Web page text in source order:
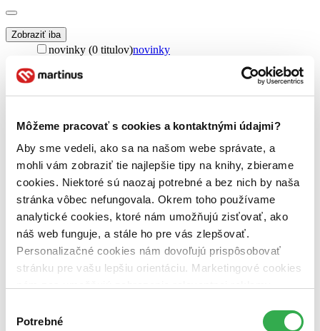
Môžeme pracovať s cookies a kontaktnými údajmi?
Aby sme vedeli, ako sa na našom webe správate, a
mohli vám zobraziť tie najlepšie tipy na knihy, zbierame
cookies. Niektoré sú naozaj potrebné a bez nich by naša
stránka vôbec nefungovala. Okrem toho používame
analytické cookies, ktoré nám umožňujú zisťovať, ako
náš web funguje, a stále ho pre vás zlepšovať.
Personalizačné cookies nám dovoľujú prispôsobovať
stránku pre vašu lepšiu orientáciu. Marketingové cookies
nám pomohlo, keby sme mohli používať všetky tieto
súhlasu
Potrebné
Zobraziť iba
novinky (0 titulov)novinky
predpredaj (0 titulov)
pripravujeme (0 titulov)pripravujeme
dostupná (bez vypredaných) (0 titulov)dostupná (bez
vypredaných)
Nové / čítané
nová (0 titulov)nová
čítaná (0 titulov)čítaná
čítaná - výborný stav (0 titulov)čítaná - výborný stav
čítaná - mierne opotrebovaná (0 titulov)
čítaná - mierne
opotrebovaná
čítané verzie vypredaných kníh (0 titulov)čítané verzie